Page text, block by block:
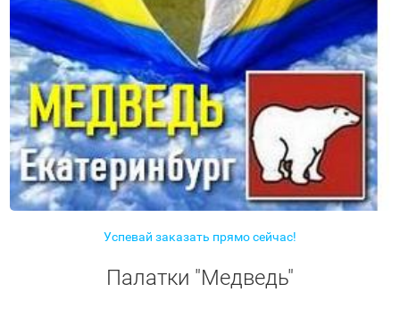
Успевай заказать прямо сейчас!
Палатки "Медведь"